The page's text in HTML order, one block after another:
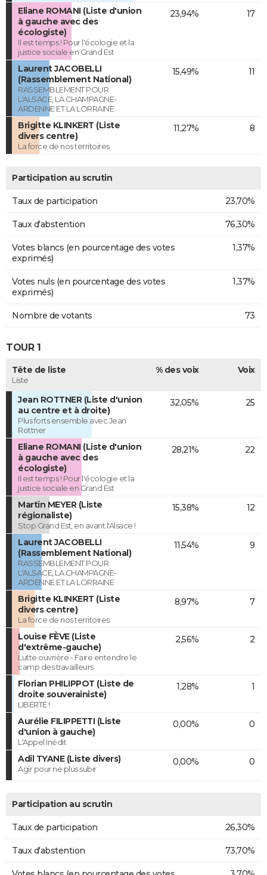
Eliane ROMANI (Liste d'union
à gauche avec des
écologiste)
Il est temps ! Pour l'écologie et la
justice sociale en Grand Est
23,94% 17
Laurent JACOBELLI
(Rassemblement National)
RASSEMBLEMENT POUR
L'ALSACE, LA CHAMPAGNE-
ARDENNE ET LA LORRAINE
15,49% 11
Brigitte KLINKERT (Liste
divers centre)
La force de nos territoires
11,27% 8
Participation au scrutin
Taux de participation 23,70%
Taux d'abstention 76,30%
Votes blancs (en pourcentage des votes
exprimés)
1,37%
Votes nuls (en pourcentage des votes
exprimés)
1,37%
Nombre de votants 73
TOUR 1
Tête de liste
Liste
% des voix Voix
Jean ROTTNER (Liste d'union
au centre et à droite)
Plus forts ensemble avec Jean
Rottner
32,05% 25
Eliane ROMANI (Liste d'union
à gauche avec des
écologiste)
Il est temps ! Pour l'écologie et la
justice sociale en Grand Est
28,21% 22
Martin MEYER (Liste
régionaliste)
Stop Grand Est, en avant l'Alsace !
15,38% 12
Laurent JACOBELLI
(Rassemblement National)
RASSEMBLEMENT POUR
L'ALSACE, LA CHAMPAGNE-
ARDENNE ET LA LORRAINE
11,54% 9
Brigitte KLINKERT (Liste
divers centre)
La force de nos territoires
8,97% 7
Louise FÈVE (Liste
d'extrême-gauche)
Lutte ouvrière - Faire entendre le
camp des travailleurs
2,56% 2
Florian PHILIPPOT (Liste de
droite souverainiste)
LIBERTÉ !
1,28% 1
Aurélie FILIPPETTI (Liste
d'union à gauche)
L'Appel Inédit
0,00% 0
Adil TYANE (Liste divers)
Agir pour ne plus subir
0,00% 0
Participation au scrutin
Taux de participation 26,30%
Taux d'abstention 73,70%